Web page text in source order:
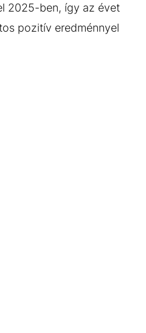
2025-ben, így az évet
pozitív eredménnyel